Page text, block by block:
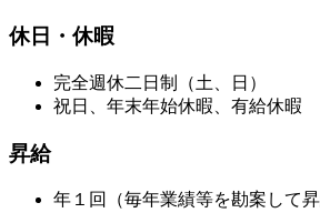
休日・休暇
完全週休二日制（土、日）
祝日、年末年始休暇、有給休暇
昇給
年１回（毎年業績等を勘案して